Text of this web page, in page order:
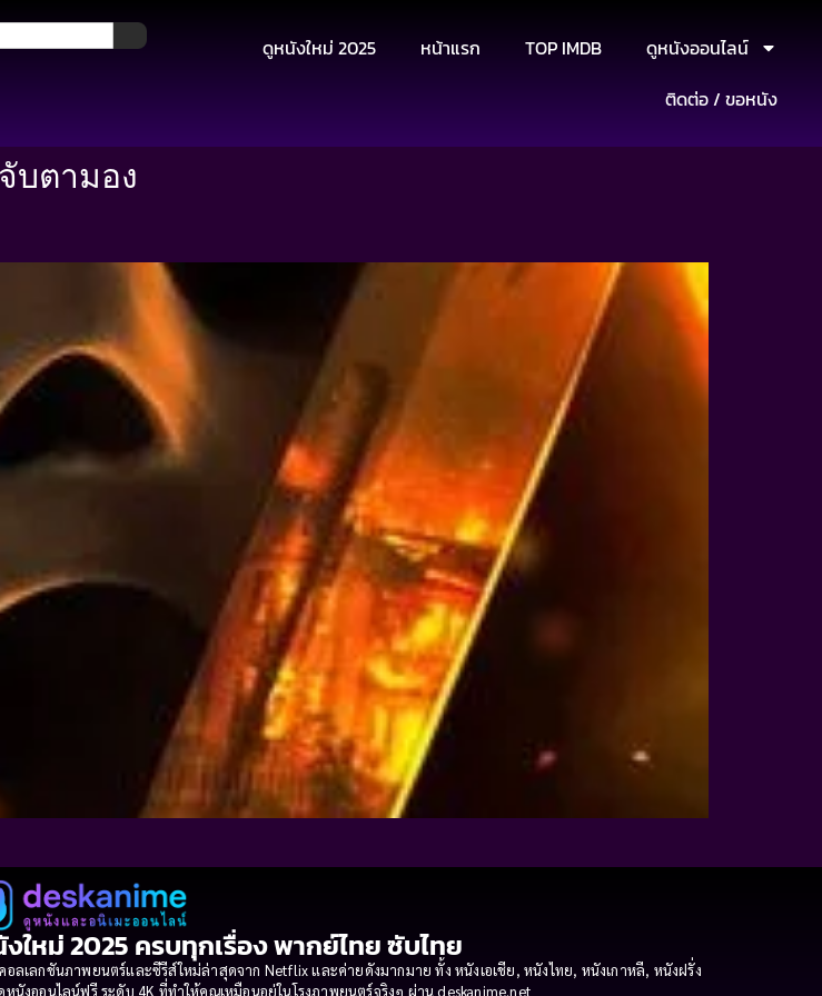
ดูหนังใหม่ 2025 หน้าแรก TOP IMDB
ดูหนังออนไลน์
ติดต่อ / ขอหนัง
บตามอง
ใหม่ 2025 ครบทุกเรื่อง พากย์ไทย ซับไทย
เลกชันภาพยนตร์และซีรีส์ใหม่ล่าสุดจาก Netflix และค่ายดังมากมาย ทั้ง หนังเอเชีย, หนังไทย, หนังเกาหลี, หนังฝรั่ง
ออนไลน์ฟรี ระดับ 4K ที่ทำให้คุณเหมือนอยู่ในโรงภาพยนตร์จริงๆ ผ่าน deskanime.net